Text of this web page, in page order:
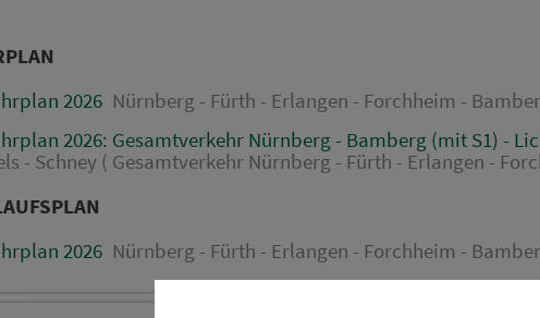
2026 Nürnberg - Fürth - Erlangen - Forchheim -
2026: Gesamtverkehr Nürnberg - Bamberg (mit S1) -
- Schney ( Gesamtverkehr Nürnberg - Fürth - Erlangen -
2026 Nürnberg - Fürth - Erlangen - Forchheim -